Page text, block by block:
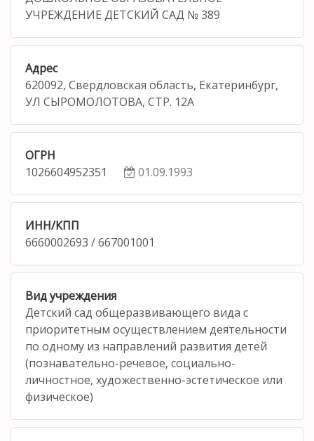
УЧРЕЖДЕНИЕ ДЕТСКИЙ САД № 389
Адрес
620092, Свердловская область, Екатеринбург,
УЛ СЫРОМОЛОТОВА, СТР. 12А
ОГРН
1026604952351
01.09.1993
ИНН/КПП
6660002693 / 667001001
Вид учреждения
Детский сад общеразвивающего вида с
приоритетным осуществлением деятельности
по одному из направлений развития детей
(познавательно-речевое, социально-
личностное, художественно-эстетическое или
физическое)